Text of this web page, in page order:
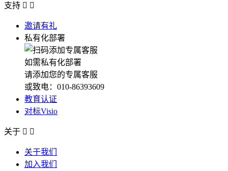
支持  
邀请有礼
私有化部署
如需私有化部署
请添加您的专属客服
或致电：010-86393609
教育认证
对标Visio
关于  
关于我们
加入我们